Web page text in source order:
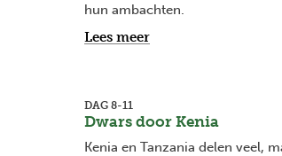
hun ambachten.
Door dit kamp te bezoeken en
meepikken van toerisme. Een
ontmoeting kan erg waardevol
voor open staan!
Lees meer
DAG 8-11
Dwars door Kenia
Kenia en Tanzania delen veel,